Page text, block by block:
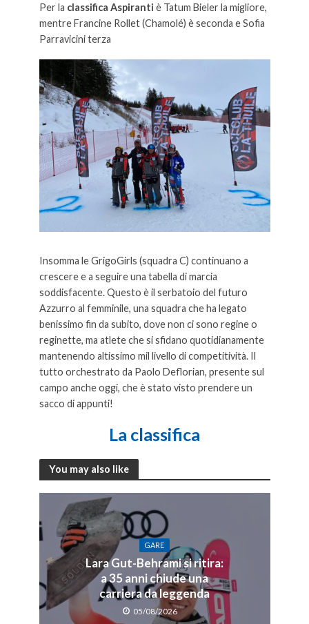
Per la classifica Aspiranti è Tatum Bieler la migliore,
mentre Francine Rollet (Chamolé) è seconda e Sofia
Parravicini terza
Insomma le GrigoGirls (squadra C) continuano a
crescere e a seguire una tabella di marcia
soddisfacente. Questo è il serbatoio del futuro
Azzurro al femminile, una squadra che ha legato
benissimo fin da subito, dove non ci sono regine o
reginette, ma atlete che si sfidano quotidianamente
mantenendo altissimo mil livello di competitività. Il
tutto orchestrato da Paolo Deflorian, presente sul
campo anche oggi, che è stato visto prendere un
sacco di appunti!
La classifica
You may also like
GARE
Lara Gut-Behrami si ritira:
a 35 anni chiude una
carriera da leggenda
05/08/2026